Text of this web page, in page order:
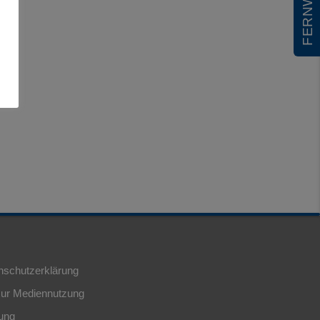
Mediennutzung